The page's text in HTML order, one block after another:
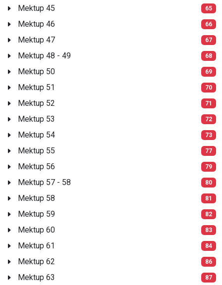
Mektup 45 65
Mektup 46 66
Mektup 47 67
Mektup 48 - 49 68
Mektup 50 69
Mektup 51 70
Mektup 52 71
Mektup 53 72
Mektup 54 73
Mektup 55 77
Mektup 56 79
Mektup 57 - 58 80
Mektup 58 81
Mektup 59 82
Mektup 60 83
Mektup 61 84
Mektup 62 86
Mektup 63 87